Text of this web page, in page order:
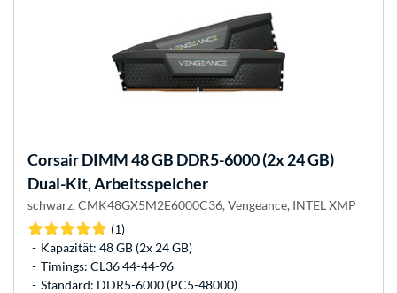
CorsairDIMM 48 GB DDR5-6000 (2x 24 GB)
Dual-Kit, Arbeitsspeicher
schwarz, CMK48GX5M2E6000C36, Vengeance, INTEL XMP
(1)
Kapazität: 48 GB (2x 24 GB)
Timings: CL36 44-44-96
Standard: DDR5-6000 (PC5-48000)